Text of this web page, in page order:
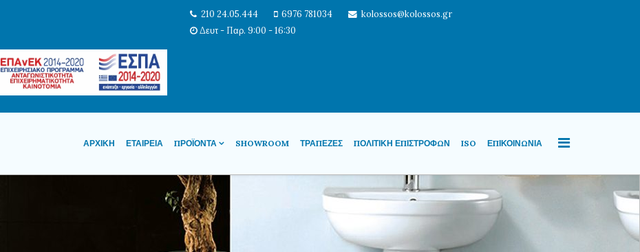
210 24.05.444 6976 781034
kolossos@kolossos.gr
Δευτ - Παρ. 9:00 - 16:30
ΑΡΧΙΚΉ ΕΤΑΙΡΕΊΑ ΠΡΟΪΌΝΤΑ SHOWROOM ΤΡΆΠΕΖΕΣ ΠΟΛΙΤΙΚΉ ΕΠΙΣΤΡΟΦΏΝ ISO ΕΠΙΚΟΙΝΩΝΊΑ